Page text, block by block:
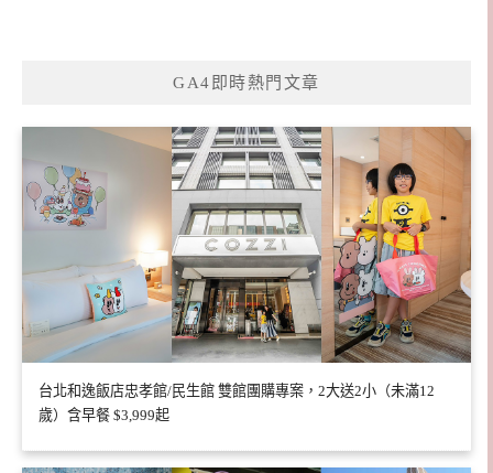
GA4即時熱門文章
台北和逸飯店忠孝館/民生館 雙館團購專案，2大送2小（未滿12
歲）含早餐 $3,999起